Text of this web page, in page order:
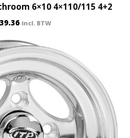
6×10 4×110/115 4+2
incl. BTW